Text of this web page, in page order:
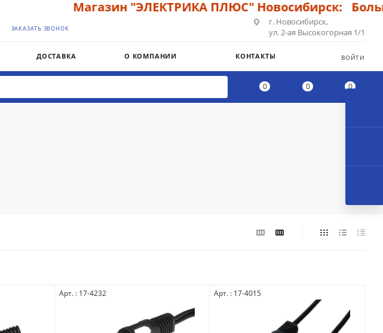
Магазин "ЭЛЕКТРИКА ПЛЮС" Новосибирск:
ЗАКАЗАТЬ ЗВОНОК
г. Новосибирск,
ул. 2-ая Высокогорная 1/1
ДОСТАВКА О КОМПАНИИ КОНТАКТЫ ВОЙТИ
0 0 0
Арт. : 17-4232 Арт. : 17-4015